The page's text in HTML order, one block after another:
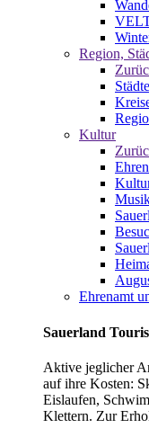
Region,
Kultur
Ehrenamt
Sauerland
Aktive jeglicher
auf ihre Kosten:
Eislaufen,
Klettern. Zur